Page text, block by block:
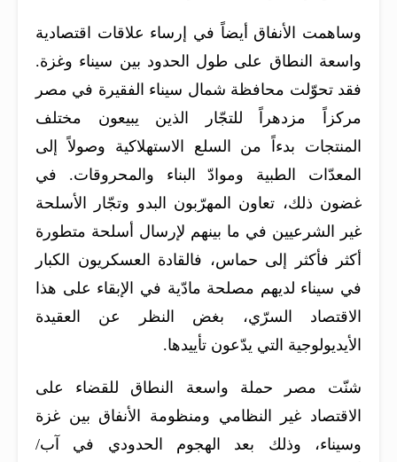
وساهمت الأنفاق أيضاً في إرساء علاقات اقتصادية
واسعة النطاق على طول الحدود بين سيناء وغزة.
فقد تحوّلت محافظة شمال سيناء الفقيرة في مصر
مركزاً مزدهراً للتجّار الذين يبيعون مختلف
المنتجات بدءاً من السلع الاستهلاكية وصولاً إلى
المعدّات الطبية وموادّ البناء والمحروقات. في
غضون ذلك، تعاون المهرّبون البدو وتجّار الأسلحة
غير الشرعيين في ما بينهم لإرسال أسلحة متطورة
أكثر فأكثر إلى حماس، فالقادة العسكريون الكبار
في سيناء لديهم مصلحة مادّية في الإبقاء على هذا
الاقتصاد السرّي، بغض النظر عن العقيدة
الأيديولوجية التي يدّعون تأييدها.
شنّت مصر حملة واسعة النطاق للقضاء على
الاقتصاد غير النظامي ومنظومة الأنفاق بين غزة
وسيناء، وذلك بعد الهجوم الحدودي في آب/